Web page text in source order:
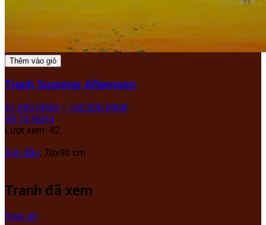
Thêm vào giỏ
Tranh Summer Afternoon
51.000.000₫ – 100.000.000₫
Võ Tá Hùng
Lượt xem: 42
Sơn dầu, 70x90 cm
Tranh đã xem
View all